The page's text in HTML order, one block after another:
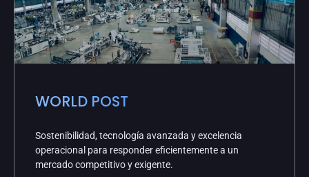
WORLD POST
Sostenibilidad, tecnología avanzada y excelencia
operacional para responder eficientemente a un
mercado competitivo y exigente.